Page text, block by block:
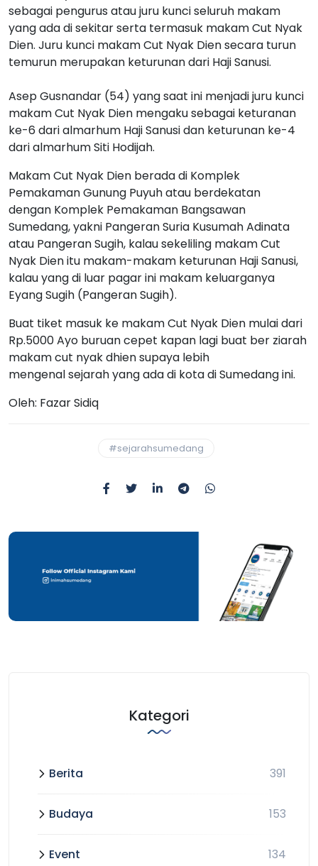
sebagai pengurus atau juru kunci seluruh makam
yang ada di sekitar serta termasuk makam Cut Nyak
Dien. Juru kunci makam Cut Nyak Dien secara turun
temurun merupakan keturunan dari Haji Sanusi.
Asep Gusnandar (54) yang saat ini menjadi juru kunci
makam Cut Nyak Dien mengaku sebagai keturanan
ke-6 dari almarhum Haji Sanusi dan keturunan ke-4
dari almarhum Siti Hodijah.
Makam Cut Nyak Dien berada di Komplek
Pemakaman Gunung Puyuh atau berdekatan
dengan Komplek Pemakaman Bangsawan
Sumedang, yakni Pangeran Suria Kusumah Adinata
atau Pangeran Sugih, kalau sekeliling makam Cut
Nyak Dien itu makam-makam keturunan Haji Sanusi,
kalau yang di luar pagar ini makam keluarganya
Eyang Sugih (Pangeran Sugih).
Buat tiket masuk ke makam Cut Nyak Dien mulai dari
Rp.5000 Ayo buruan cepet kapan lagi buat ber ziarah
makam cut nyak dhien supaya lebih
mengenal sejarah yang ada di kota di Sumedang ini.
Oleh: Fazar Sidiq
#sejarahsumedang
Kategori
Berita 391
Budaya 153
Event 134